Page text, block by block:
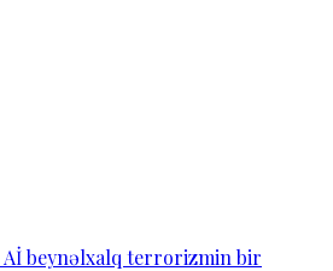
Aİ beynəlxalq terrorizmin bir